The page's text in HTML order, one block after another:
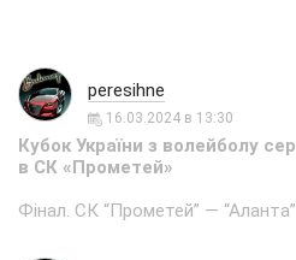
peresihne
16.03.2024 в 13:30
Кубок України з волейболу
в СК «Прометей»
Фінал. СК “Прометей” —